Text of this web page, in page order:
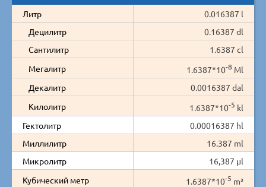
Литр
0.016387 l
Децилитр
0.16387 dl
Сантилитр
1.6387 cl
Мегалитр
1.6387*10-8 Ml
Декалитр
0.0016387 dal
Килолитр
1.6387*10-5 kl
Гектолитр
0.00016387 hl
Миллилитр
16.387 ml
Микролитр
16,387 µl
Кубический метр
1.6387*10-5 m³